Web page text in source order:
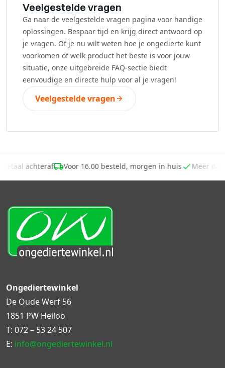
Veelgestelde vragen
Ga naar de veelgestelde vragen pagina voor handige
oplossingen. Bespaar tijd en krijg direct antwoord op
je vragen. Of je nu wilt weten hoe je ongedierte kunt
voorkomen of welk product het beste is voor jouw
situatie, onze uitgebreide FAQ-sectie biedt
eenvoudige en directe hulp voor al je vragen!
Veelgestelde vragen
Betaal achteraf Voor 16.00 besteld, morgen in huis Meer
Ongediertewinkel
De Oude Werf 56
1851 PW Heiloo
T: 072 – 53 24 507
E: info@ongediertewinkel.nl